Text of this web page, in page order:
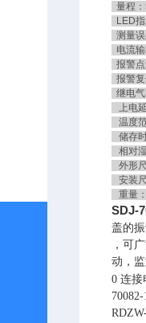
量程
LED
测量
电流
报警
报警
继电
上电
温度
储存
相对
外形
安装
重量
SDJ-
盖的
，可
动，
0 连接